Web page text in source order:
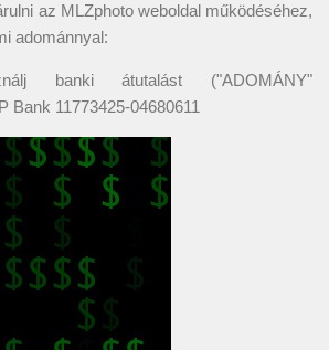
az MLZphoto weboldal működéséhez,
adománnyal:
banki átutalást ("ADOMÁNY"
Bank 11773425-04680611